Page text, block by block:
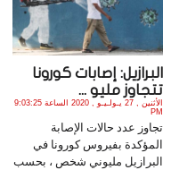
البرازيل: إصابات كورونا
تتجاوز مليو ...
الأثنين , 27 يـولـيـو , 2020 الساعة 9:03:25
PM
تجاوز عدد حالات الإصابة
المؤكدة بفيروس كورونا في
البرازيل مليوني شخص ، بحسب